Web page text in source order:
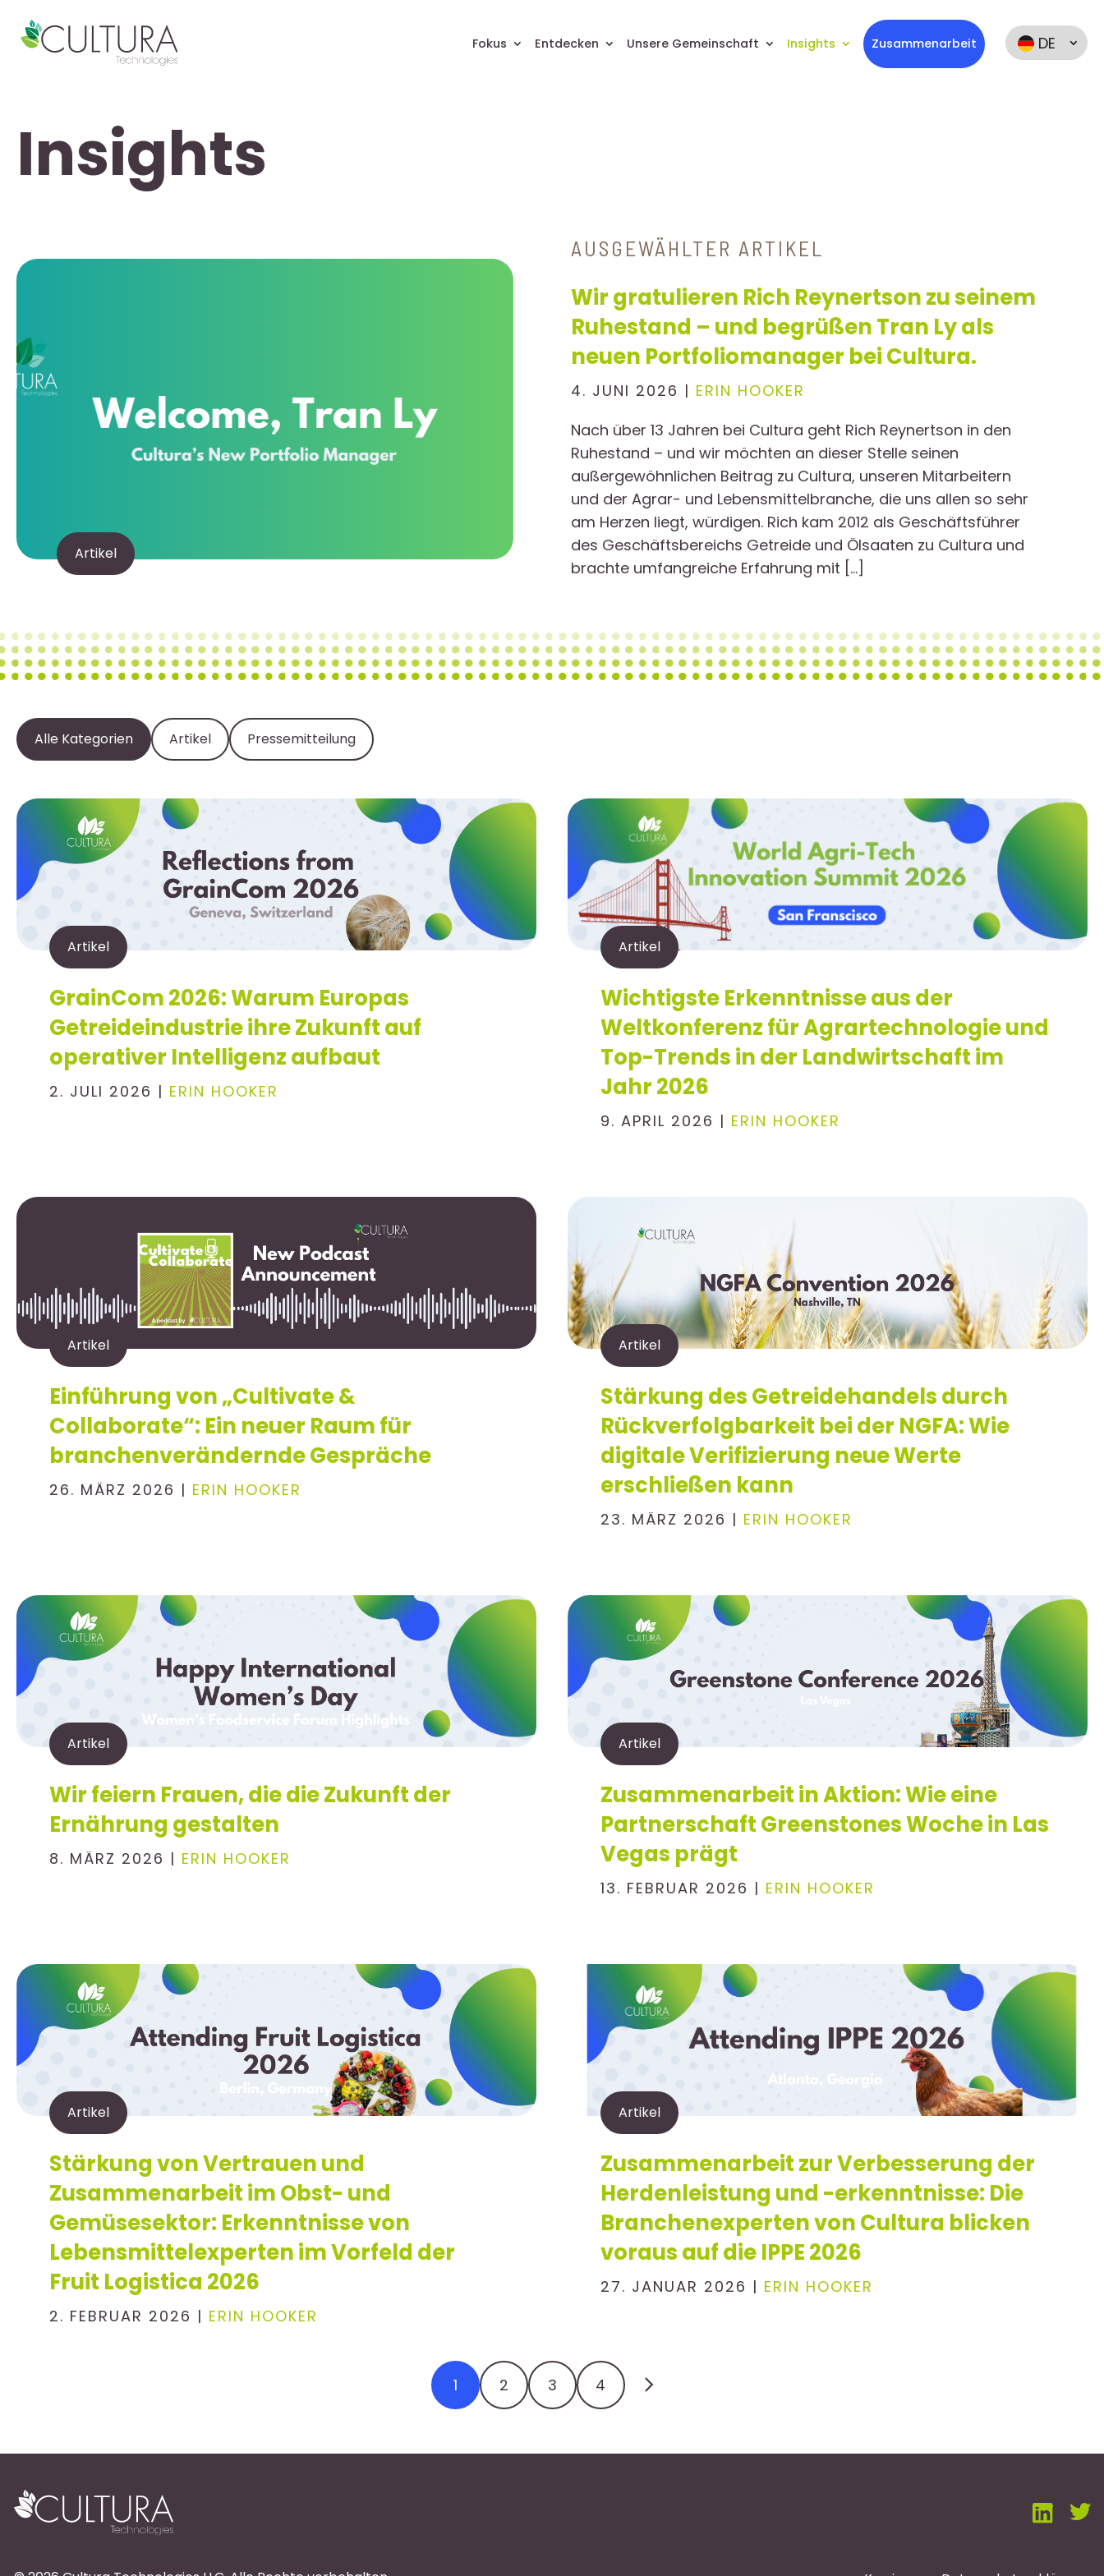
DE
Fokus Entdecken Unsere Gemeinschaft Insights Zusammenarbeit
Insights
Artikel
AUSGEWÄHLTER ARTIKEL
Wir gratulieren Rich Reynertson zu seinem
Ruhestand – und begrüßen Tran Ly als
neuen Portfoliomanager bei Cultura.
4. JUNI 2026 | ERIN HOOKER
Nach über 13 Jahren bei Cultura geht Rich Reynertson in den
Ruhestand – und wir möchten an dieser Stelle seinen
außergewöhnlichen Beitrag zu Cultura, unseren Mitarbeitern
und der Agrar- und Lebensmittelbranche, die uns allen so sehr
am Herzen liegt, würdigen. Rich kam 2012 als Geschäftsführer
des Geschäftsbereichs Getreide und Ölsaaten zu Cultura und
brachte umfangreiche Erfahrung mit […]
Alle Kategorien Artikel Pressemitteilung
Artikel
GrainCom 2026: Warum Europas
Getreideindustrie ihre Zukunft auf
operativer Intelligenz aufbaut
2. JULI 2026 | ERIN HOOKER
Artikel
Wichtigste Erkenntnisse aus der
Weltkonferenz für Agrartechnologie und
Top-Trends in der Landwirtschaft im
Jahr 2026
9. APRIL 2026 | ERIN HOOKER
Artikel
Einführung von „Cultivate &
Collaborate“: Ein neuer Raum für
branchenverändernde Gespräche
26. MÄRZ 2026 | ERIN HOOKER
Artikel
Stärkung des Getreidehandels durch
Rückverfolgbarkeit bei der NGFA: Wie
digitale Verifizierung neue Werte
erschließen kann
23. MÄRZ 2026 | ERIN HOOKER
Artikel
Wir feiern Frauen, die die Zukunft der
Ernährung gestalten
8. MÄRZ 2026 | ERIN HOOKER
Artikel
Zusammenarbeit in Aktion: Wie eine
Partnerschaft Greenstones Woche in Las
Vegas prägt
13. FEBRUAR 2026 | ERIN HOOKER
Artikel
Stärkung von Vertrauen und
Zusammenarbeit im Obst- und
Gemüsesektor: Erkenntnisse von
Lebensmittelexperten im Vorfeld der
Fruit Logistica 2026
2. FEBRUAR 2026 | ERIN HOOKER
Artikel
Zusammenarbeit zur Verbesserung der
Herdenleistung und -erkenntnisse: Die
Branchenexperten von Cultura blicken
voraus auf die IPPE 2026
27. JANUAR 2026 | ERIN HOOKER
1 2 3 4